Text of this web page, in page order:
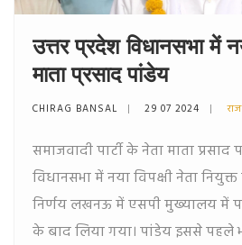
उत्तर प्रदेश विधानसभा में
माता प्रसाद पांडेय
CHIRAG BANSAL 29 07 2024
समाजवादी पार्टी के नेता माता प्रसाद
विधानसभा में नया विपक्षी नेता
निर्णय लखनऊ में एसपी मुख्यालय में
के बाद लिया गया। पांडेय इससे पहले